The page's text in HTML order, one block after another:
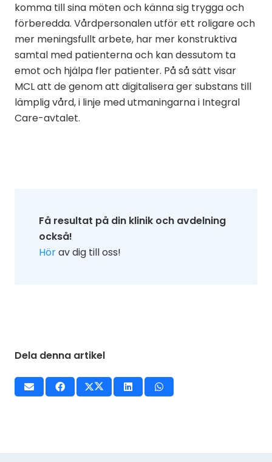
komma till sina möten och känna sig trygga och
förberedda. Vårdpersonalen utför ett roligare och
mer meningsfullt arbete, har mer konstruktiva
samtal med patienterna och kan dessutom ta
emot och hjälpa fler patienter. På så sätt visar
MCL att de genom att digitalisera ger substans till
lämplig vård, i linje med utmaningarna i Integral
Care-avtalet.
Få resultat på din klinik och avdelning
också!
Hörav dig till oss!
Dela denna artikel